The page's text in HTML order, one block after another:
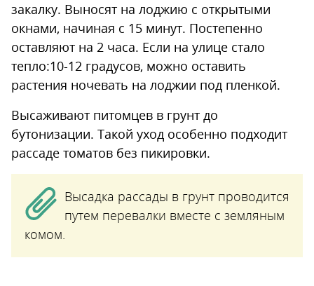
закалку. Выносят на лоджию с открытыми
окнами, начиная с 15 минут. Постепенно
оставляют на 2 часа. Если на улице стало
тепло:10-12 градусов, можно оставить
растения ночевать на лоджии под пленкой.
Высаживают питомцев в грунт до
бутонизации. Такой уход особенно подходит
рассаде томатов без пикировки.
Высадка рассады в грунт проводится
путем перевалки вместе с земляным
комом.